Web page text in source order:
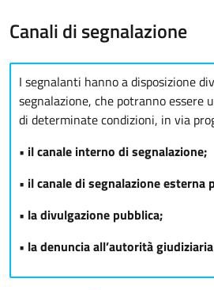
Canali di segnalazione
I segnalanti hanno a disposizione
segnalazione, che potranno essere
di determinate condizioni, in via
• il canale interno di segnalazione;
• il canale di segnalazione esterna
• la divulgazione pubblica;
• la denuncia all’autorità